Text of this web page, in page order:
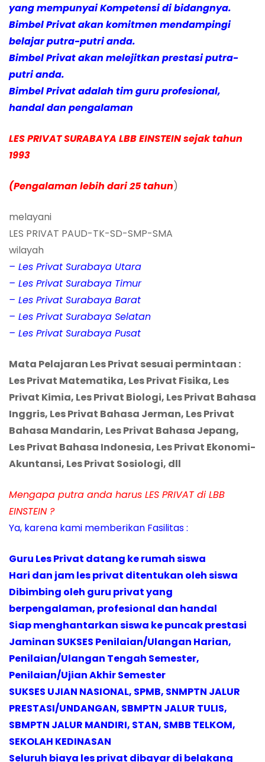
yang mempunyai Kompetensi di bidangnya.
Bimbel Privat akan komitmen mendampingi
belajar putra-putri anda.
Bimbel Privat akan melejitkan prestasi putra-
putri anda.
Bimbel Privat adalah tim guru profesional,
handal dan pengalaman
LES PRIVAT SURABAYA LBB EINSTEIN sejak tahun
1993
(Pengalaman lebih dari 25 tahun)
melayani
LES PRIVAT PAUD-TK-SD-SMP-SMA
wilayah
– Les Privat Surabaya Utara
– Les Privat Surabaya Timur
– Les Privat Surabaya Barat
– Les Privat Surabaya Selatan
– Les Privat Surabaya Pusat
Mata Pelajaran Les Privat sesuai permintaan :
Les Privat Matematika, Les Privat Fisika, Les
Privat Kimia, Les Privat Biologi, Les Privat Bahasa
Inggris, Les Privat Bahasa Jerman, Les Privat
Bahasa Mandarin, Les Privat Bahasa Jepang,
Les Privat Bahasa Indonesia, Les Privat Ekonomi-
Akuntansi, Les Privat Sosiologi, dll
Mengapa putra anda harus LES PRIVAT di LBB
EINSTEIN ?
Ya, karena kami memberikan Fasilitas :
Guru Les Privat datang ke rumah siswa
Hari dan jam les privat ditentukan oleh siswa
Dibimbing oleh guru privat yang
berpengalaman, profesional dan handal
Siap menghantarkan siswa ke puncak prestasi
Jaminan SUKSES Penilaian/Ulangan Harian,
Penilaian/Ulangan Tengah Semester,
Penilaian/Ujian Akhir Semester
SUKSES UJIAN NASIONAL, SPMB, SNMPTN JALUR
PRESTASI/UNDANGAN, SBMPTN JALUR TULIS,
SBMPTN JALUR MANDIRI, STAN, SMBB TELKOM,
SEKOLAH KEDINASAN
Seluruh biaya les privat dibayar di belakang